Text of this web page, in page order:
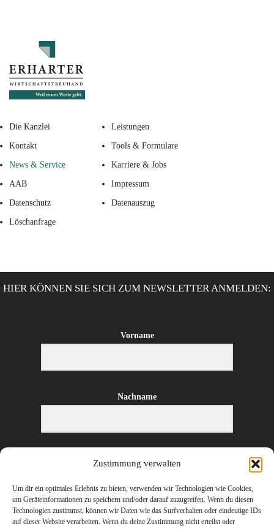
Zustimmung verwalten
Um dir ein optimales Erlebnis zu bieten, verwenden wir Technologien wie Cookies,
um Geräteinformationen zu speichern und/oder darauf zuzugreifen. Wenn du diesen
Technologien zustimmst, können wir Daten wie das Surfverhalten oder eindeutige IDs
auf dieser Website verarbeiten. Wenn du deine Zustimmung nicht erteilst oder
Die Kanzlei Leistungen
Kontakt Tools & Formulare
News & Service Karriere & Jobs
AAB Impressum
Datenschutz Datenauszug
Löschanfrage
HIER KÖNNEN SIE SICH ZUM NEWSLETTER ANMELDEN:
Vorname
Nachname
E-Mail-Adresse
ANMELDEN